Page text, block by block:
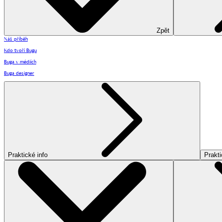
Zpět
Náš příběh
Kdo tvoří Bugu
Buga v médiích
Buga designer
Praktické info